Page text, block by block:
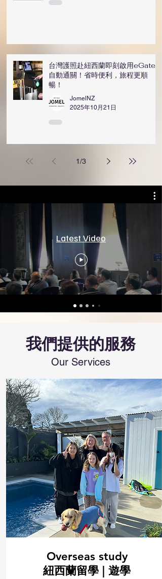
台灣護照赴紐西蘭即刻啟用eGate
自動通關！省時便利，旅程更順
暢！
JomelNZ
2025年10月21日
1/3
Latest Video
我們提供的服務
Our Services
Overseas study
​紐西蘭留學 | 遊學